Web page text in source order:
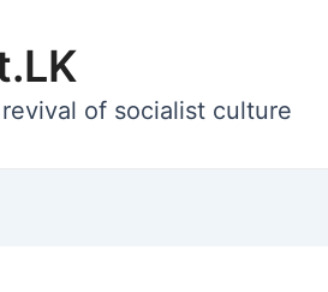
of socialist culture